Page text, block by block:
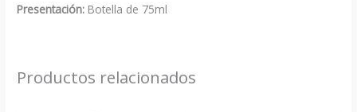
Presentación: Botella de 75ml
Productos relacionados